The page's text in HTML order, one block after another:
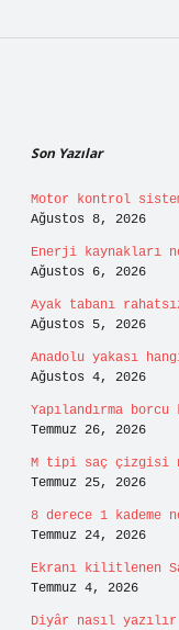
Son Yazılar
Motor kontrol
Ağustos 8, 2026
Enerji kaynakları
Ağustos 6, 2026
Ayak tabanı
Ağustos 5, 2026
Anadolu yakası
Ağustos 4, 2026
Yapılandırma
Temmuz 26, 2026
M tipi saç çizgisi
Temmuz 25, 2026
8 derece 1 kademe
Temmuz 24, 2026
Ekranı kilitlenen
Temmuz 4, 2026
Diyâr nasıl